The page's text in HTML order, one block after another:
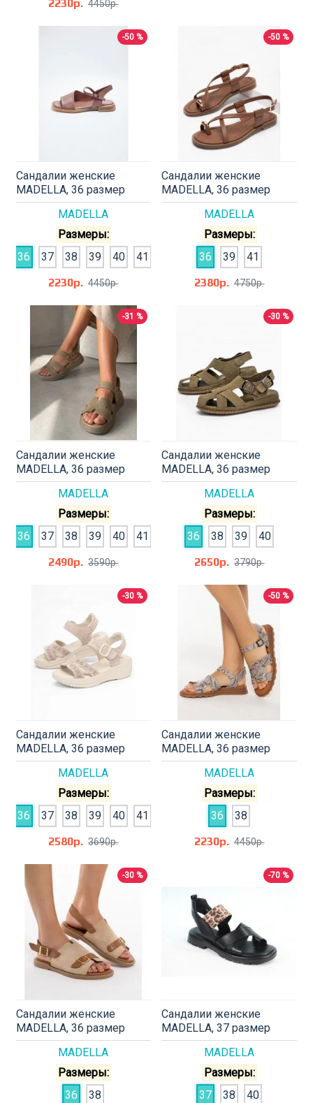
2230р. 4450р.
-50 %
MADELLA
Сандалии женские
MADELLA, 36 размер
Размеры:
36
37 38 39 40
41
2230р. 4450р.
-50 %
MADELLA
Сандалии женские
MADELLA, 36 размер
Размеры:
36
39
41
2380р. 4750р.
-31 %
MADELLA
Сандалии женские
MADELLA, 36 размер
Размеры:
36
37 38 39 40
41
2490р. 3590р.
-30 %
MADELLA
Сандалии женские
MADELLA, 36 размер
Размеры:
36
38 39
40
2650р. 3790р.
-30 %
MADELLA
Сандалии женские
MADELLA, 36 размер
Размеры:
36
37 38 39 40
41
2580р. 3690р.
-50 %
MADELLA
Сандалии женские
MADELLA, 36 размер
Размеры:
36
38
2230р. 4450р.
-30 %
MADELLA
Сандалии женские
MADELLA, 36 размер
Размеры:
36
38
-70 %
MADELLA
Сандалии женские
MADELLA, 37 размер
Размеры:
37
38
40